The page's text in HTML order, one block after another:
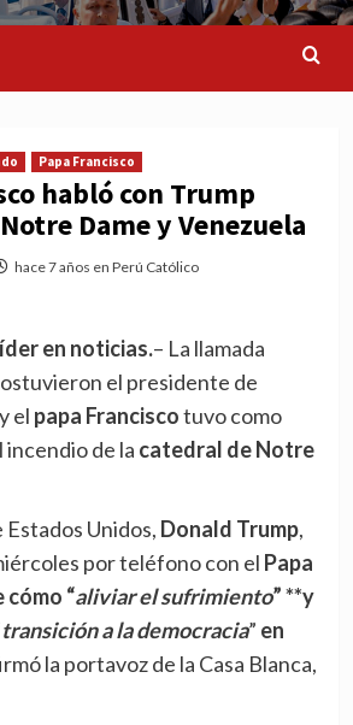
Papa Francisco
habló con Trump
Dame y Venezuela
hace 7 años en Perú Católico
en noticias.– La llamada
el presidente de
el papa Franciscotuvo como
de la catedral de Notre
Unidos, Donald Trump,
por teléfono con el Papa
“aliviar el sufrimiento” **y
transición a la democracia” en
la portavoz de la Casa Blanca,